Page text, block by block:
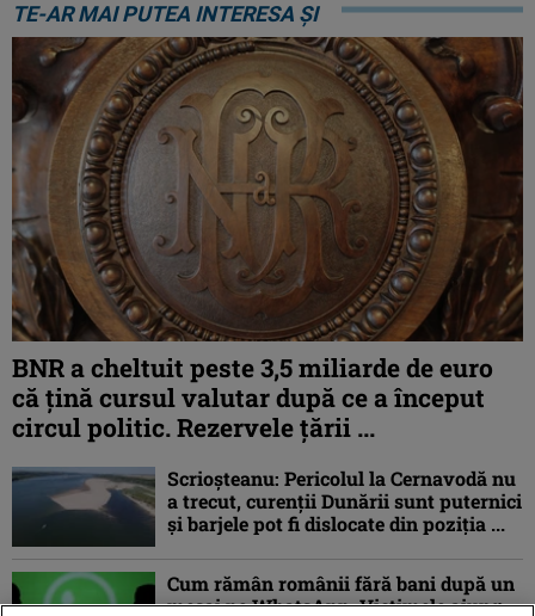
TE-AR MAI PUTEA INTERESA ȘI
BNR a cheltuit peste 3,5 miliarde de euro
că țină cursul valutar după ce a început
circul politic. Rezervele țării ...
Scrioșteanu: Pericolul la Cernavodă nu
a trecut, curenţii Dunării sunt puternici
şi barjele pot fi dislocate din poziţia ...
Cum rămân românii fără bani după un
mesaj pe WhatsApp. Victimele ajung